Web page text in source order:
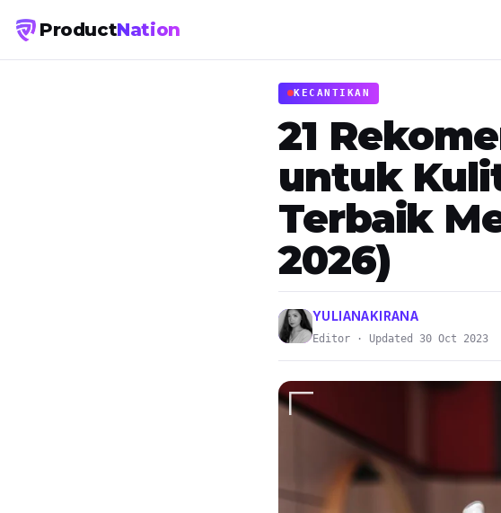
ProductNation
KECANTIKAN
21
untuk
Terbaik
2026)
YULIANAKIRANA
Editor · Updated 30 Oct 2023